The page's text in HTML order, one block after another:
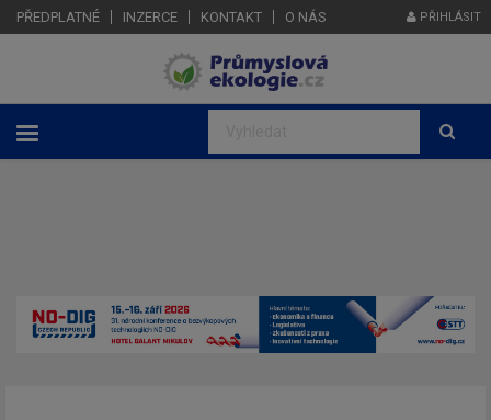
PŘEDPLATNÉ INZERCE KONTAKT O NÁS PŘIHLÁSIT